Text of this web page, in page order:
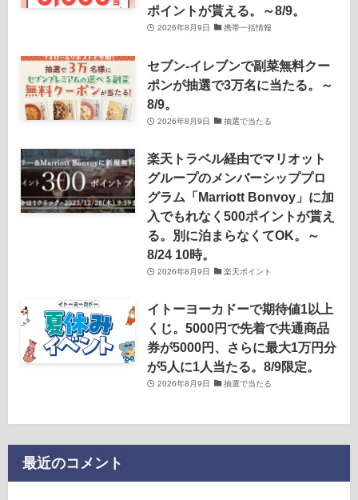
ポイントが貰える。～8/9。
2026年8月9日 携帯一括情報
セブン‐イレブンで副菜無料クー
ポンが抽選で3万名に当たる。～
8/9。
2026年8月9日 抽選で当たる
楽天トラベル経由でマリオット
グループのメンバーシッププロ
グラム「Marriott Bonvoy」に加
入でもれなく500ポイントが貰え
る。別に泊まらなくてOK。～
8/24 10時。
2026年8月9日 楽天ポイント
イトーヨーカドーで期待値1以上
くじ。5000円で先着で共通商品
券が5000円、さらに最大1万円分
が5人に1人当たる。8/9限定。
2026年8月9日 抽選で当たる
最近のコメント